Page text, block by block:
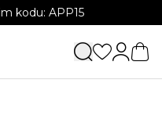
kodu: APP15